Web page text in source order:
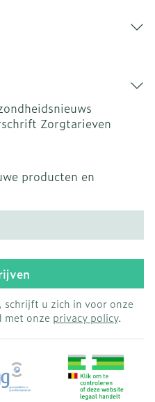
Zorgtarieven
producten en
schrijft u zich in voor onze
met onze privacy policy.